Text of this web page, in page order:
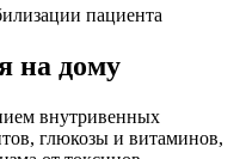
пациента
на дому
внутривенных
глюкозы и витаминов,